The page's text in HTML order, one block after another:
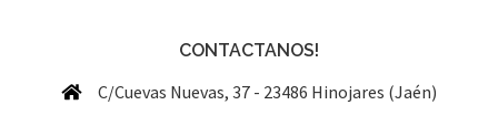
CONTACTANOS!
C/Cuevas Nuevas, 37 - 23486 Hinojares (Jaén)